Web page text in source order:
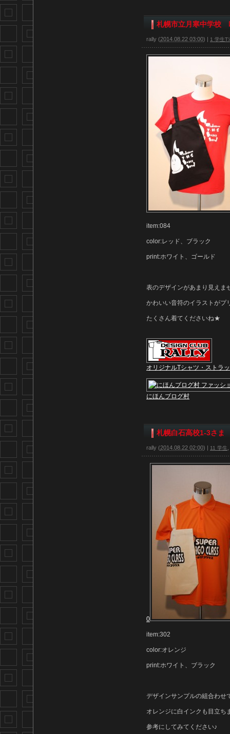
札幌市立月寒中学校
rally (2014.08.22 03:00) | 1 学生T
item:084
color:レッド、ブラック
print:ホワイト、ゴールド
表のデザインがあまり見え
かわいい音符のイラストがプ
たくさん着てくださいね★
オリジナルTシャツ・ストラ
にほんブログ村
札幌白石高校1-3さま
rally (2014.08.22 02:00) | 11 学生
0
item:302
color:オレンジ
print:ホワイト、ブラック
デザインサンプルの組合わ
オレンジに白インクも目立ち
参考にしてみてください♪